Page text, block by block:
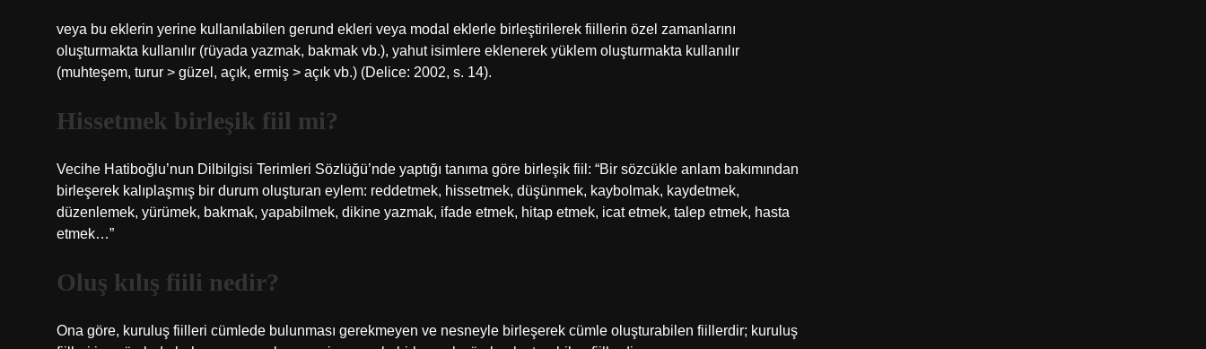
veya bu eklerin yerine kullanılabilen gerund ekleri veya modal eklerle birleştirilerek fiillerin özel zamanlarını
oluşturmakta kullanılır (rüyada yazmak, bakmak vb.), yahut isimlere eklenerek yüklem oluşturmakta kullanılır
(muhteşem, turur > güzel, açık, ermiş > açık vb.) (Delice: 2002, s. 14).
Hissetmek birleşik fiil mi?
Vecihe Hatiboğlu’nun Dilbilgisi Terimleri Sözlüğü’nde yaptığı tanıma göre birleşik fiil: “Bir sözcükle anlam bakımından
birleşerek kalıplaşmış bir durum oluşturan eylem: reddetmek, hissetmek, düşünmek, kaybolmak, kaydetmek,
düzenlemek, yürümek, bakmak, yapabilmek, dikine yazmak, ifade etmek, hitap etmek, icat etmek, talep etmek, hasta
etmek…”
Oluş kılış fiili nedir?
Ona göre, kuruluş fiilleri cümlede bulunması gerekmeyen ve nesneyle birleşerek cümle oluşturabilen fiillerdir; kuruluş